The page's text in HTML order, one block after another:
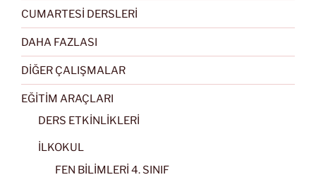
CUMARTESİ DERSLERİ
DAHA FAZLASI
DİĞER ÇALIŞMALAR
EĞİTİM ARAÇLARI
DERS ETKİNLİKLERİ
İLKOKUL
FEN BİLİMLERİ 4. SINIF